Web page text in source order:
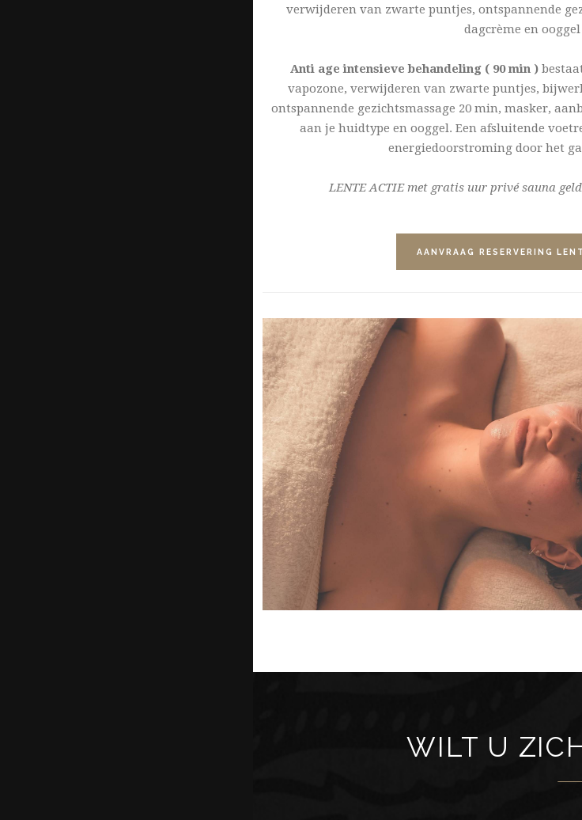
verwijderen van zwarte puntjes, ontspannende
dagcrème en ooggel
Anti age intensieve behandeling ( 90 min )
vapozone, verwijderen van zwarte puntjes,
ontspannende gezichtsmassage 20 min, masker,
aan je huidtype en ooggel. Een afsluitende
energiedoorstroming door het
LENTE ACTIE met gratis uur privé sauna
AANVRAAG RESERVERING
WILT U